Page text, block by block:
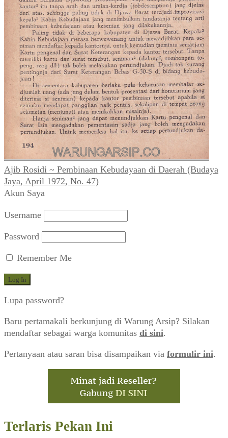
Ajib Rosidi ~ Pembinaan Kebudayaan di Daerah (Budaya
Jaya, April 1972, No. 47)
Akun Saya
Username
Password
Remember Me
Lupa password?
Baru pertamakali berkunjung di Warung Arsip? Silakan
mendaftar sebagai warga komunitas di sini.
Pertanyaan atau saran bisa disampaikan via formulir ini.
Terlaris Pekan Ini